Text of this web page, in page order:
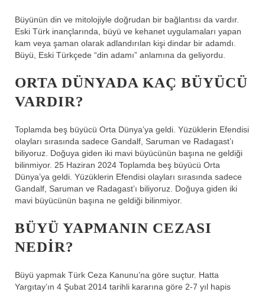
Büyünün din ve mitolojiyle doğrudan bir bağlantısı da vardır.
Eski Türk inançlarında, büyü ve kehanet uygulamaları yapan
kam veya şaman olarak adlandırılan kişi dindar bir adamdı.
Büyü, Eski Türkçede “din adamı” anlamına da geliyordu.
ORTA DÜNYADA KAÇ BÜYÜCÜ
VARDIR?
Toplamda beş büyücü Orta Dünya’ya geldi. Yüzüklerin Efendisi
olayları sırasında sadece Gandalf, Saruman ve Radagast’ı
biliyoruz. Doğuya giden iki mavi büyücünün başına ne geldiği
bilinmiyor. 25 Haziran 2024 Toplamda beş büyücü Orta
Dünya’ya geldi. Yüzüklerin Efendisi olayları sırasında sadece
Gandalf, Saruman ve Radagast’ı biliyoruz. Doğuya giden iki
mavi büyücünün başına ne geldiği bilinmiyor.
BÜYÜ YAPMANIN CEZASI
NEDIR?
Büyü yapmak Türk Ceza Kanunu’na göre suçtur. Hatta
Yargıtay’ın 4 Şubat 2014 tarihli kararına göre 2-7 yıl hapis